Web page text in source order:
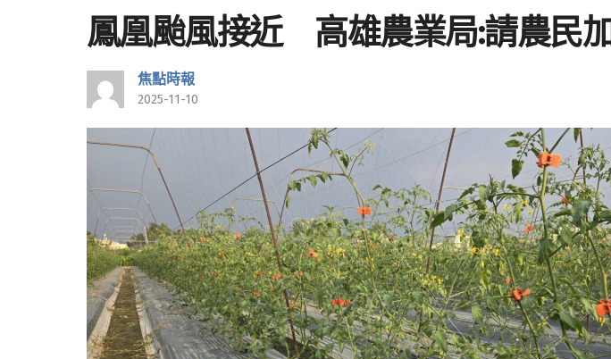
鳳凰颱風接近 高雄農業局:請農民
焦點時報
2025-11-10